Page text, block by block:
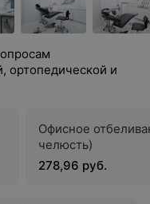
ортопедической и
Офисное
челюсть)
278,96 руб.